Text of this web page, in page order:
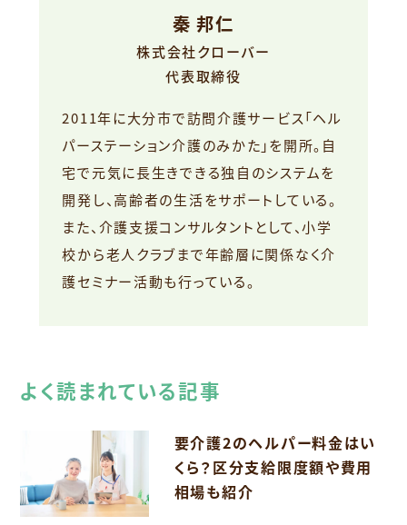
秦 邦仁
株式会社クローバー
代表取締役
2011年に大分市で訪問介護サービス「ヘル
パーステーション介護のみかた」を開所。自
宅で元気に長生きできる独自のシステムを
開発し、高齢者の生活をサポートしている。
また、介護支援コンサルタントとして、小学
校から老人クラブまで年齢層に関係なく介
護セミナー活動も行っている。
よく読まれている記事
要介護2のヘルパー料金はい
くら？区分支給限度額や費用
相場も紹介